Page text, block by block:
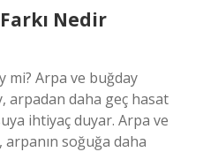
Nedir
mi? Arpa ve buğday
arpadan daha geç hasat
ihtiyaç duyar. Arpa ve
soğuğa daha